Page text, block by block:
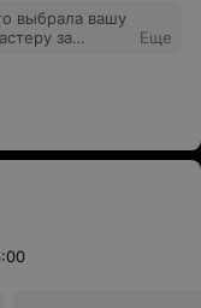
выбрала вашу
за
Еще